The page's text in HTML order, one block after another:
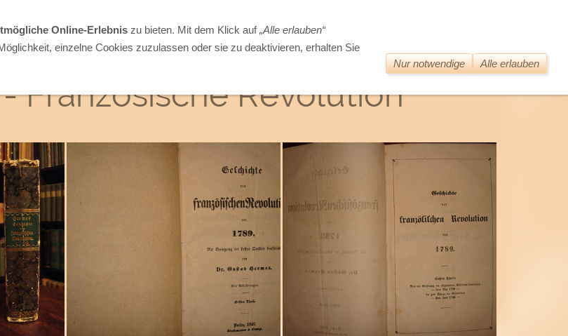
Französische Revolution
Online-Erlebnis zu bieten. Mit dem Klick auf„Alle erlauben“
einzelne Cookies zuzulassen oder sie zu deaktivieren, erhalten Sie
Nur notwendige Alle erlauben